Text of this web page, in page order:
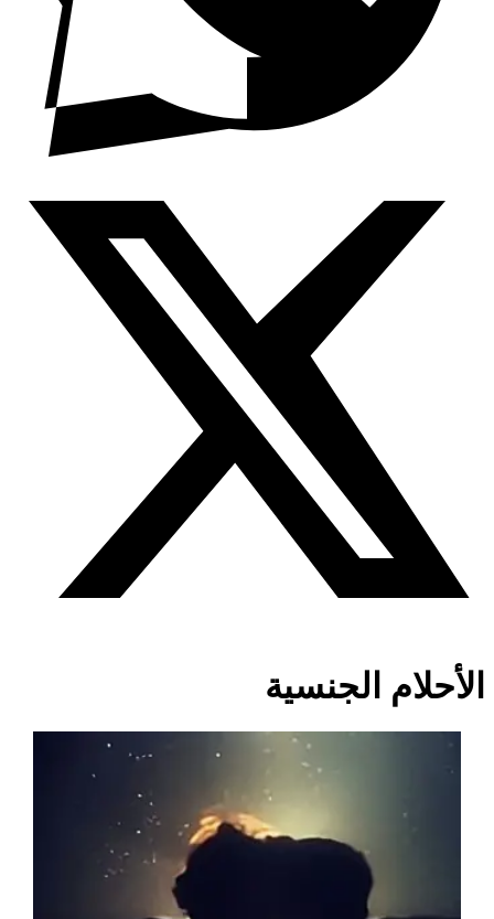
الأحلام الجنسية